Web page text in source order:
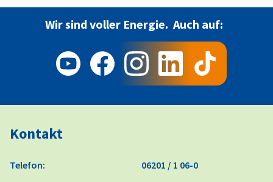
Wir sind voller Energie. Auch auf:
Kontakt
Telefon:
06201 / 1 06-0